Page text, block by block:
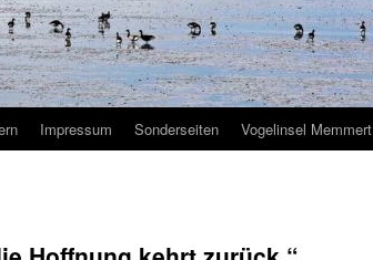
Impressum Sonderseiten Vogelinsel Memmert